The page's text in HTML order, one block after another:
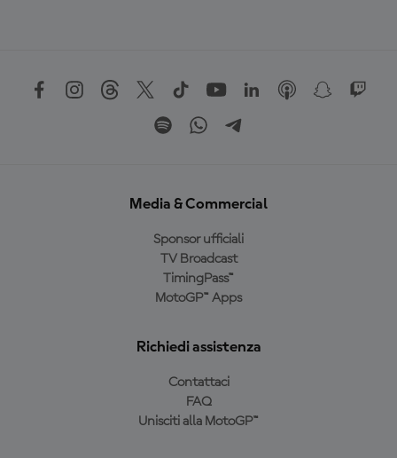
Media & Commercial
Sponsor ufficiali
TV Broadcast
TimingPass™
MotoGP™ Apps
Richiedi assistenza
Contattaci
FAQ
Unisciti alla MotoGP™